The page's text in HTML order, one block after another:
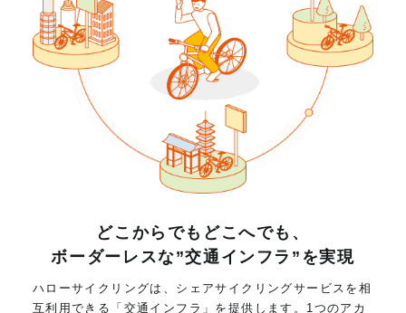
どこからでもどこへでも、
ボーダーレスな”交通インフラ”を実現
ハローサイクリングは、シェアサイクリングサービスを相
互利用できる「交通インフラ」を提供します。1つのアカ